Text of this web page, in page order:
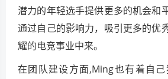
潜力的年轻选手提供更多的机会和
通过自己的影响力，吸引更多的优
耀的电竞事业中来。
在团队建设方面,Ming也有着自